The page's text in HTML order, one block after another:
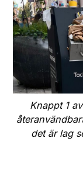
Knappt 1
det är lag